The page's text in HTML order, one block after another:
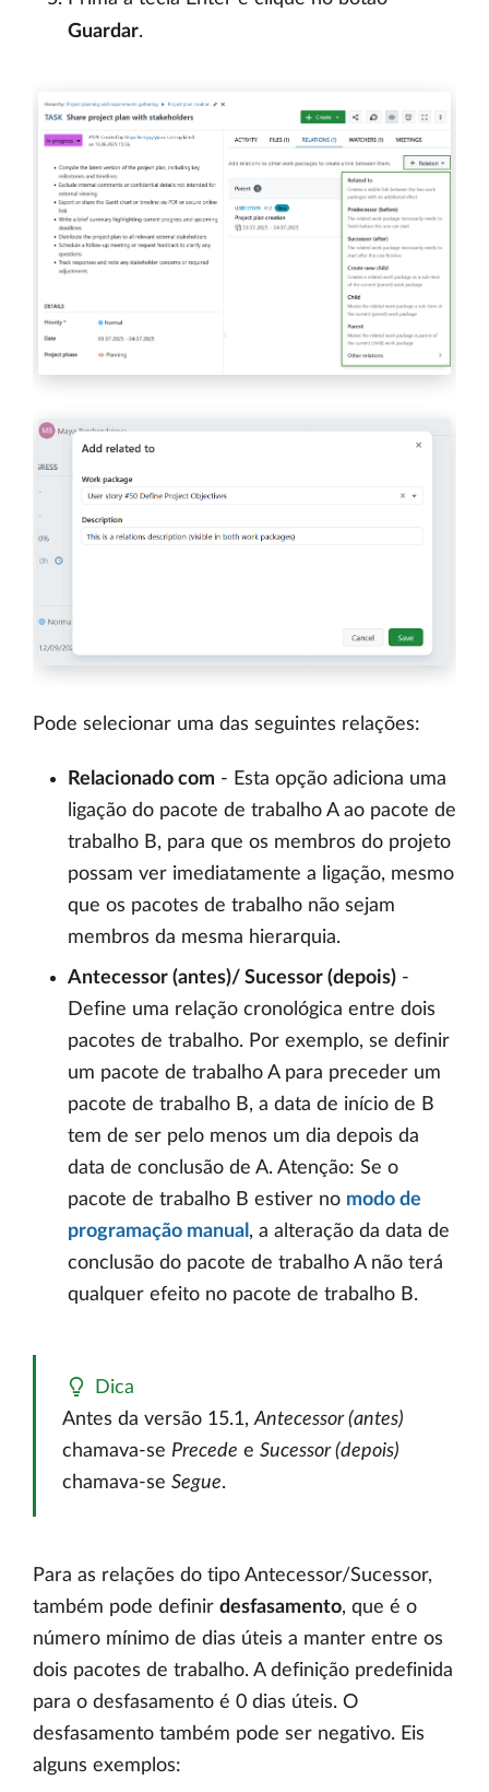
Guardar.
Pode selecionar uma das seguintes relações:
Relacionado com - Esta opção adiciona uma
ligação do pacote de trabalho A ao pacote de
trabalho B, para que os membros do projeto
possam ver imediatamente a ligação, mesmo
que os pacotes de trabalho não sejam
membros da mesma hierarquia.
Antecessor (antes)/ Sucessor (depois) -
Define uma relação cronológica entre dois
pacotes de trabalho. Por exemplo, se definir
um pacote de trabalho A para preceder um
pacote de trabalho B, a data de início de B
tem de ser pelo menos um dia depois da
data de conclusão de A. Atenção: Se o
pacote de trabalho B estiver no modo de
programação manual , a alteração da data de
conclusão do pacote de trabalho A não terá
qualquer efeito no pacote de trabalho B.
Dica
Antes da versão 15.1,Antecessor (antes)
chamava-se Precede e Sucessor (depois)
chamava-se Segue.
Para as relações do tipo Antecessor/Sucessor,
também pode definir desfasamento, que é o
número mínimo de dias úteis a manter entre os
dois pacotes de trabalho. A definição predefinida
para o desfasamento é 0 dias úteis. O
desfasamento também pode ser negativo. Eis
alguns exemplos: